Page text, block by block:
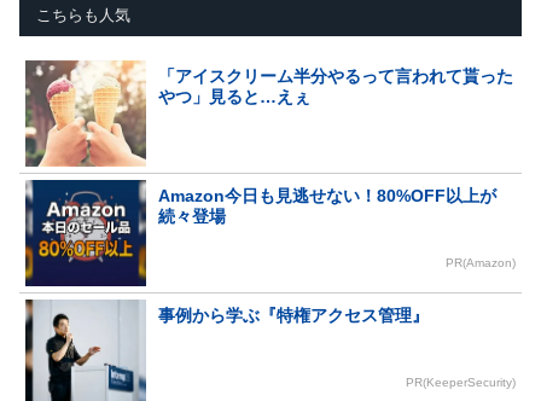
こちらも人気
「アイスクリーム半分やるって言われて貰った
やつ」見ると…えぇ
Amazon今日も見逃せない！80%OFF以上が
続々登場
PR(Amazon)
事例から学ぶ『特権アクセス管理』
PR(KeeperSecurity)